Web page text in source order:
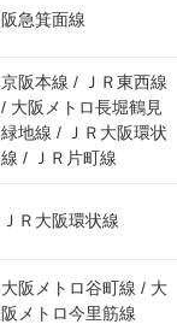
阪急箕面線
京阪本線 / ＪＲ東西線
/ 大阪メトロ長堀鶴見
緑地線 / ＪＲ大阪環状
線 / ＪＲ片町線
ＪＲ大阪環状線
大阪メトロ谷町線 / 大
阪メトロ今里筋線